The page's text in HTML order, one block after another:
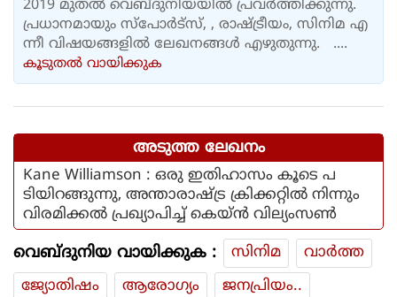
2019 മുതൽ വെബ്ദുനിയയിൽ പ്രവർത്തിക്കുന്നു.
പ്രധാനമായും സ്പോർട്സ്, , രാഷ്ട്രീയം, സിനിമ എ
ന്നീ വിഷയങ്ങളിൽ ലേഖനങ്ങൾ എഴുതുന്നു. ....
കൂടുതല്‍ വായിക്കുക
അടുത്ത ലേഖനം
Kane Williamson : ഒരു ഇതിഹാസം കൂടെ പ
ടിയിറങ്ങുന്നു, അന്താരാഷ്ട്ര ക്രിക്കറ്റിൽ നിന്നും
വിരമിക്കൽ പ്രഖ്യാപിച്ച് കെയ്ൻ വില്യംസൺ
വെബ്ദുനിയ വായിക്കുക : സിനിമ
വാര്‍ത്ത
ജ്യോതിഷം
ആരോഗ്യം ജനപ്രിയം..